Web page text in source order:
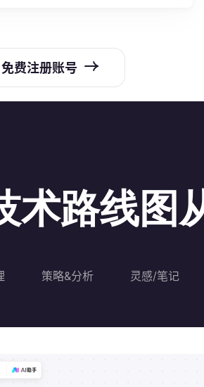
免费注册账号
路线图
策略&分析 灵感/笔记